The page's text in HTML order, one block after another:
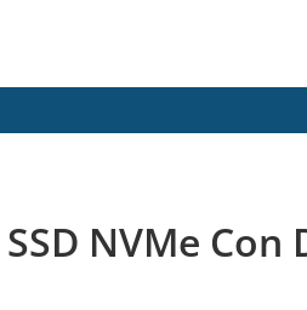
NVMe Con